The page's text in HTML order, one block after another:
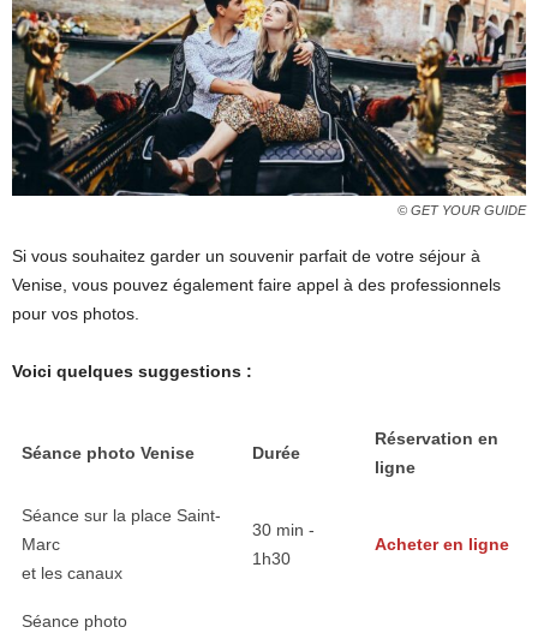
© GET YOUR GUIDE
Si vous souhaitez garder un souvenir parfait de votre séjour à
Venise, vous pouvez également faire appel à des professionnels
pour vos photos.
Voici quelques suggestions :
Séance photo Venise Durée
Réservation en
ligne
Séance sur la place Saint-
Marc
et les canaux
30 min -
1h30
Acheter en ligne
Séance photo